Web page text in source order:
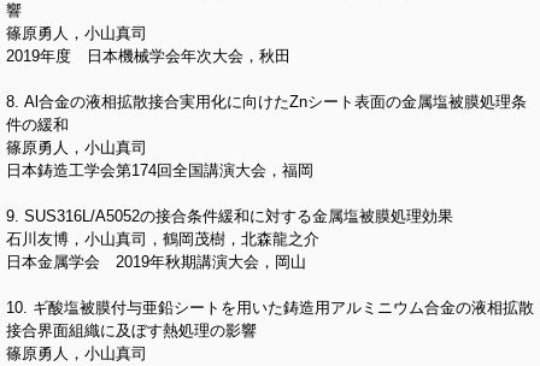
響
篠原勇人，小山真司
2019年度 日本機械学会年次大会，秋田
8. Al合金の液相拡散接合実用化に向けたZnシート表面の金属塩被膜処理条
件の緩和
篠原勇人，小山真司
日本鋳造工学会第174回全国講演大会，福岡
9. SUS316L/A5052の接合条件緩和に対する金属塩被膜処理効果
石川友博，小山真司，鶴岡茂樹，北森龍之介
日本金属学会 2019年秋期講演大会，岡山
10. ギ酸塩被膜付与亜鉛シートを用いた鋳造用アルミニウム合金の液相拡散
接合界面組織に及ぼす熱処理の影響
篠原勇人，小山真司